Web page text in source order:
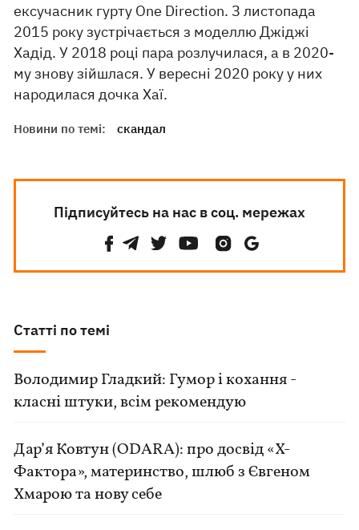
ексучасник гурту One Direction. З листопада
2015 року зустрічається з моделлю Джіджі
Хадід. У 2018 році пара розлучилася, а в 2020-
му знову зійшлася. У вересні 2020 року у них
народилася дочка Хаї.
Новини по темі: скандал
Підписуйтесь на нас в соц. мережах
Статті по темі
Володимир Гладкий: Гумор і кохання -
класні штуки, всім рекомендую
Дар’я Ковтун (ODARA): про досвід «Х-
Фактора», материнство, шлюб з Євгеном
Хмарою та нову себе